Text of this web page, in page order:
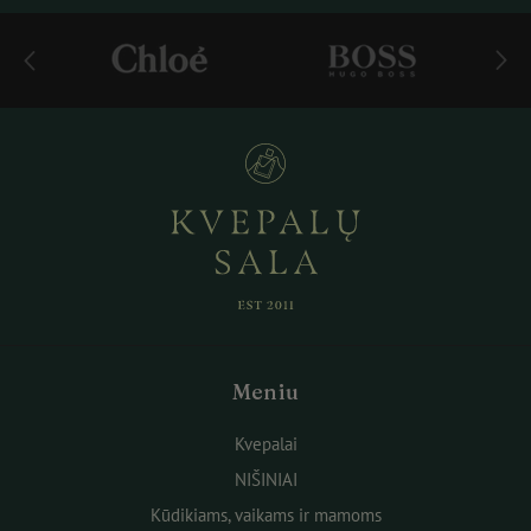
Meniu
Kvepalai
NIŠINIAI
Kūdikiams, vaikams ir mamoms